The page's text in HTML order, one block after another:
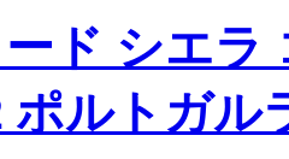
ド シエラ
ポルトガル